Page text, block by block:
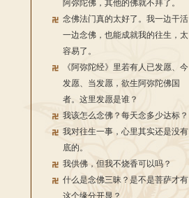
阿弥陀佛，其他的佛就不拜了。
念佛法门真的太好了。我一边干活
一边念佛，也能成就我的往生，太
容易了。
《阿弥陀经》里若有人已发愿、今
发愿、当发愿，欲生阿弥陀佛国
者。这里发愿是谁？
我该怎么念佛？每天念多少达标？
我对往生一事，心里其实还是没有
底的。
我供佛，但我不烧香可以吗？
什么是念佛三昧？是不是菩萨才有
这个缘分开显？